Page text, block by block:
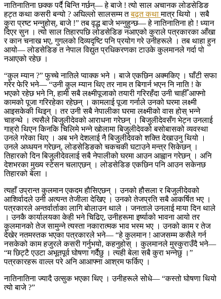
नातिनातिना छक्क पर्दै बिन्ति गर्छन्— हे बाजे ! त्यो साल अचानक लोडसेडिङ
हट्त कथा कसरी बन्यो ? अघिल्लो सालसम्म तबढ्त कथामात्र थियो । सबै
कुरा प्रष्ट भन्नुहोस्, बाजे !” तब वृद्ध बाजे भन्नुहुन्छ— हे नातिनातिना हो ! ध्यान
दिएर सुन । त्यो साल तिहारपछि लोडसेडिङ नआएको कुराले पत्रकारका आँखा
र कान चनाख भए, गुगलको दिव्यदृष्टि पनि प्रयोग गरे उनीहरूले । तब थाहा हुन
आयो— लोडसेडिङ त नेपाल विद्युत प्रधिकरणका टाउके कुलमानले गर्दा पो
नआएको रहेछ ।
“कुल म्यान ?” फुच्चे नातिले प्वाक्क भने । बाजे एकछिन अक्मकिए । घाँटी सफा
गरेर फेरि भने— “उनी कुल म्यान थिए तर नाम त बिगार्न भएन नि नाति ! के
भएको रहेछ भने नि, हामी सबै लक्ष्मीपूजाको तयारी गरिरहँदा उनी चाहीँ आफ्नो
कामको पूजा गरिरहेका रहेछन् । कामलाई पूजा गर्नाले उनको घरमा लक्ष्मी
आइसकेकी थिइन् । तर उनी सबै नेपालीका घरमा लक्ष्मीको वास होस् भन्ने
चाहन्थे । त्यसैले बिजुलीदेवको आराधना गरेछन् । बिजुलीदेवसँग भेट्न उनलाई
गाह्रो थिएन किनकि चिलिमे भन्ने खोलामा बिजुलीदेवको बसोबासको व्यवस्था
उनले गरेका थिए । अब भने देशलाई नै बिजुलीदेवको शक्ति देखाउनु थियो ।
उनले अध्धयन गरेछन्, लोडसेडिङको चकचकी घटाउने मन्त्र सिकेछन् ।
तिहारको दिन बिजुलीदेवलाई सबै नेपालीको घरमा आउन आह्वान गरेछन् । अनि
देशभरका मुख्य स्टेसन चलाएछन् । लोडसेडिङ एकछिन पनि आउन सकेनछ
तिहारको बेला ।
त्यहाँ उप्रान्त कुलमान एकदम हौसिएछन् । उनको हौसला र बिजुलीदेवको
आशिर्वादले उनी अत्यन्त तेजीला देखिए । उनको तेजप्रति सबै आकर्षित भए ।
पत्रकारले अन्तर्वार्ताका लागि बोलाउन थाले । जनताले उनलाई माया दिन थाले
। उनकै कार्यालयका केही भने चिढिए, उनीहरूमा इर्ष्याको भावना आयो तर
कुलमानको तेज सामुन्ने त्यस्ता नकारात्मक भाव भस्म भए । उनको काम र तेज
देखेर नतमस्तक भएका पत्रकारले भने— “हे कुलमान ! आजसम्म कसैले गर्न
नसकेको काम हजुरले कसरी गर्नुभयो, कहनुहोस् । कुलमानले मुस्कुराउँदै भने—
“म छिट्टै एउटा अभूतपूर्व घोषणा गर्दैछु । त्यही बेला सबै कुरा भन्नेछु ।”
पत्रकारहरू वाल्ल परे अनि आआफ्ना आश्रम फर्किए ।
नातिनातिना ज्यादै उत्सुक भएका थिए । उनीहरूले सोधे— “कस्तो घोषणा थियो
त्यो बाजे ?”